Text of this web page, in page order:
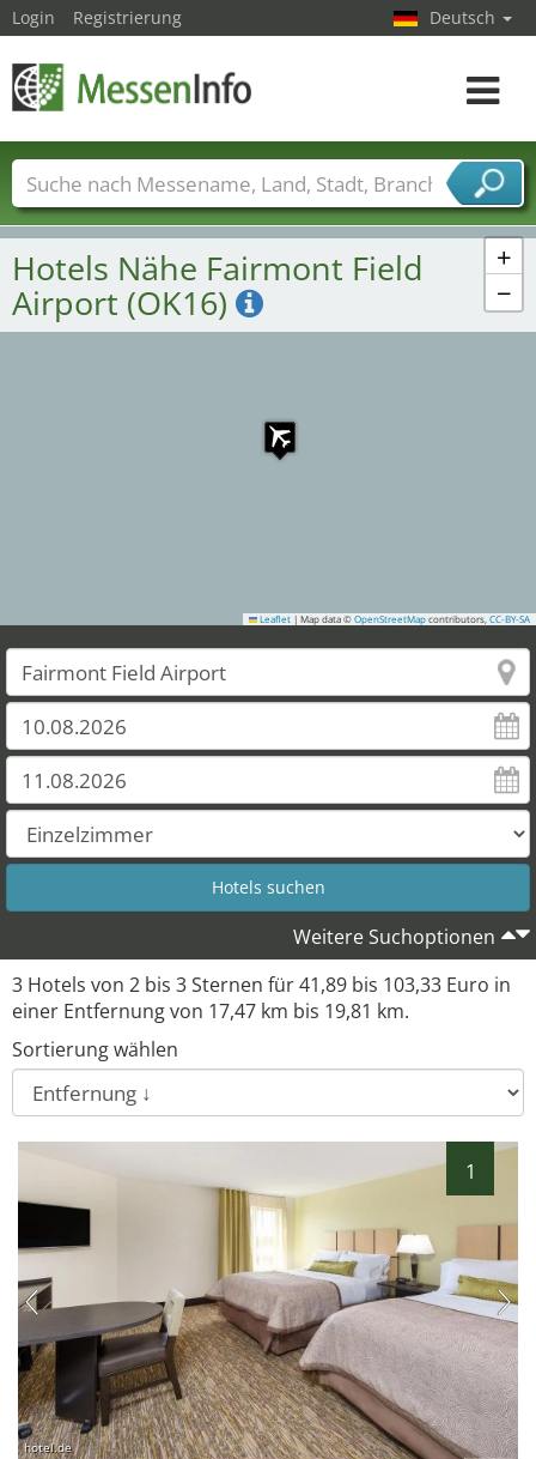
+
−
Leaflet | Map data © OpenStreetMap contributors, CC-BY-SA
Hotels Nähe Fairmont Field
Airport (OK16)
Weitere Suchoptionen
3 Hotels von 2 bis 3Sternen für41,89 bis 103,33 Euro in
einer Entfernung von 17,47 km bis 19,81 km.
Sortierung wählen
1
hotel.de
Login Registrierung Deutsch
Toggle
Messenamen Länder Städte
Branchen
Dienstleisterbranchen